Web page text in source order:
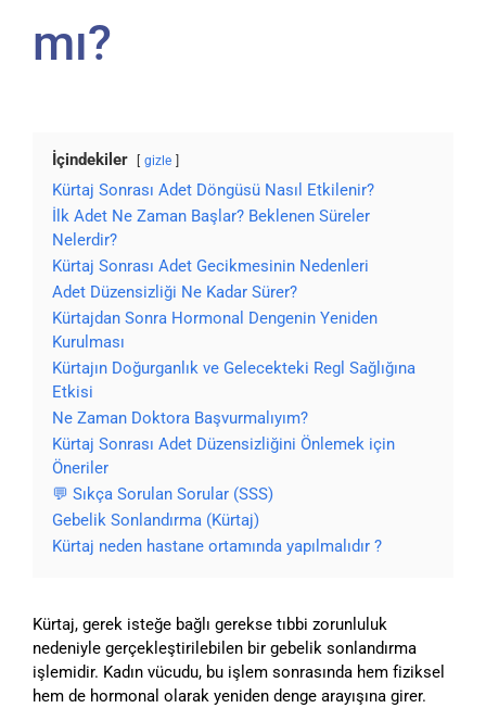
mı?
İçindekiler gizle
Kürtaj Sonrası Adet Döngüsü Nasıl Etkilenir?
İlk Adet Ne Zaman Başlar? Beklenen Süreler
Nelerdir?
Kürtaj Sonrası Adet Gecikmesinin Nedenleri
Adet Düzensizliği Ne Kadar Sürer?
Kürtajdan Sonra Hormonal Dengenin Yeniden
Kurulması
Kürtajın Doğurganlık ve Gelecekteki Regl Sağlığına
Etkisi
Ne Zaman Doktora Başvurmalıyım?
Kürtaj Sonrası Adet Düzensizliğini Önlemek için
Öneriler
💬 Sıkça Sorulan Sorular (SSS)
Gebelik Sonlandırma (Kürtaj)
Kürtaj neden hastane ortamında yapılmalıdır ?
Kürtaj, gerek isteğe bağlı gerekse tıbbi zorunluluk
nedeniyle gerçekleştirilebilen bir gebelik sonlandırma
işlemidir. Kadın vücudu, bu işlem sonrasında hem fiziksel
hem de hormonal olarak yeniden denge arayışına girer.